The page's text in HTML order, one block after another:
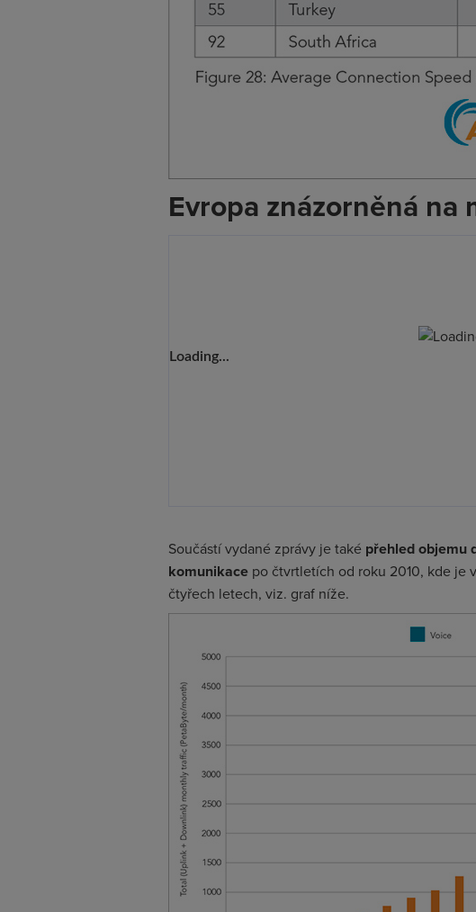
Evropa znázorněná na
Loading...
Součástí vydané zprávy je také přehled objemu
komunikace po čtvrtletích od roku 2010, kde je
čtyřech letech, viz. graf níže.